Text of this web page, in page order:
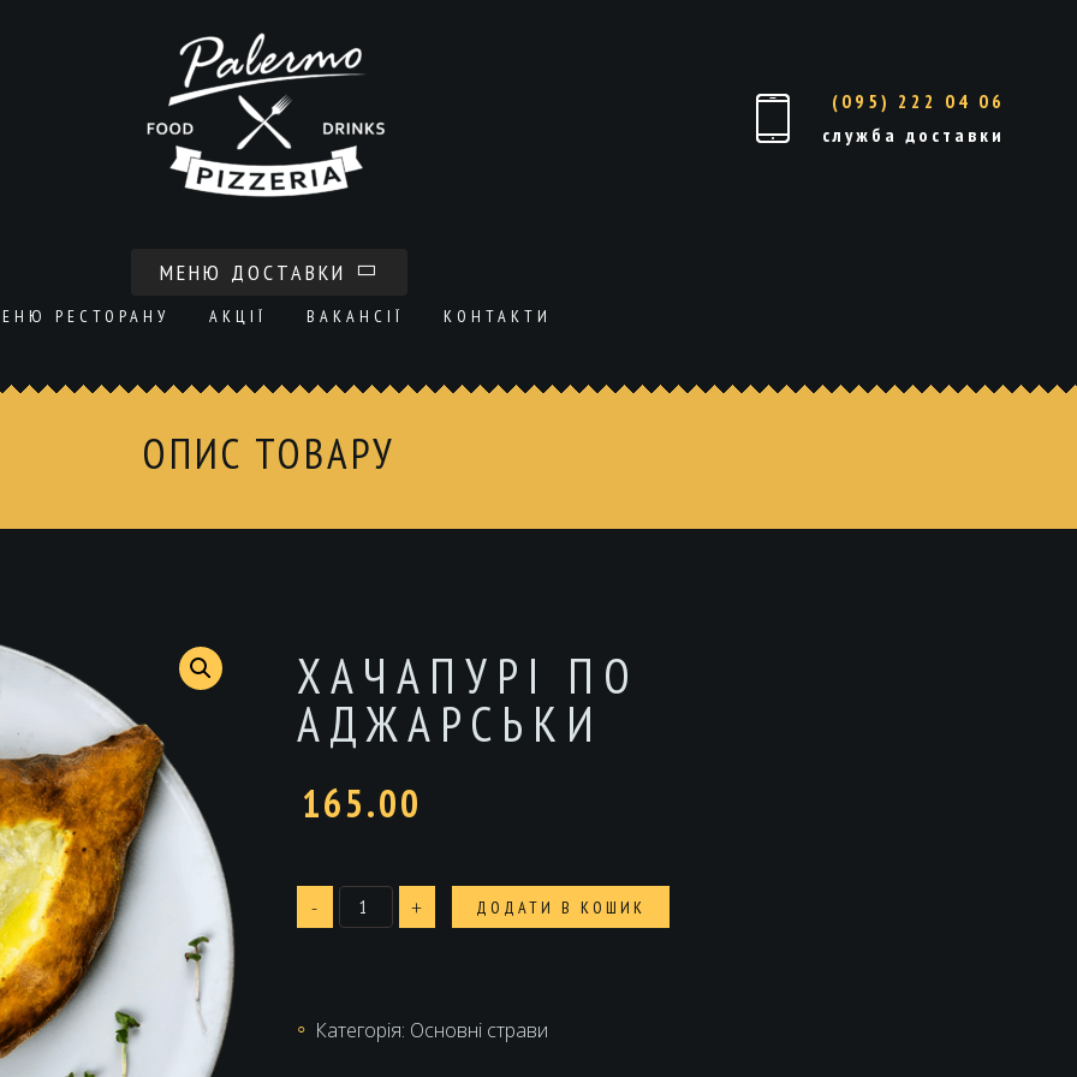
(095) 222 04 06
служба доставки
МЕНЮ ДОСТАВКИ
РЕСТОРАНУ АКЦІЇ ВАКАНСІЇ КОНТАКТИ
ОПИС ТОВАРУ
ХАЧАПУРІ ПО
АДЖАРСЬКИ
165.00
-
Хачапурі
по
+ ДОДАТИ В КОШИК
Категорія: Основні страви